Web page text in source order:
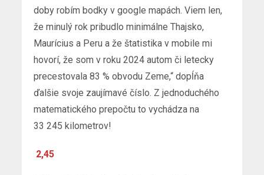
doby robím bodky v google mapách. Viem len,
že minulý rok pribudlo minimálne Thajsko,
Maurícius a Peru a že štatistika v mobile mi
hovorí, že som v roku 2024 autom či letecky
precestovala 83 % obvodu Zeme,“ dopĺňa
ďalšie svoje zaujímavé číslo. Z jednoduchého
matematického prepočtu to vychádza na
33 245 kilometrov!
2,45